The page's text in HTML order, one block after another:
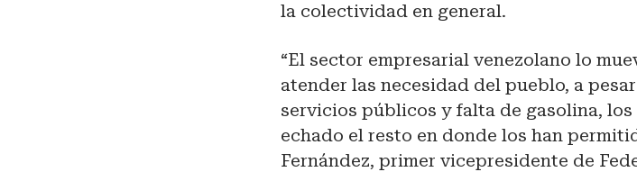
la colectividad en general.
“El sector empresarial venezolano lo
atender las necesidad del pueblo, a
servicios públicos y falta de gasolina,
echado el resto en donde los han
Fernández, primer vicepresidente de